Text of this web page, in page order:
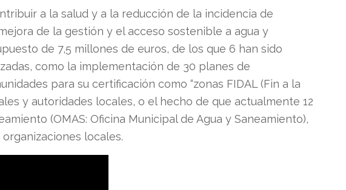
a la salud y a la reducción de la incidencia de
de la gestión y el acceso sostenible a agua y
de 7,5 millones de euros, de los que 6 han sido
como la implementación de 30 planes de
para su certificación como “zonas FIDAL (Fin a la
y autoridades locales, o el hecho de que actualmente 12
(OMAS: Oficina Municipal de Agua y Saneamiento),
locales.